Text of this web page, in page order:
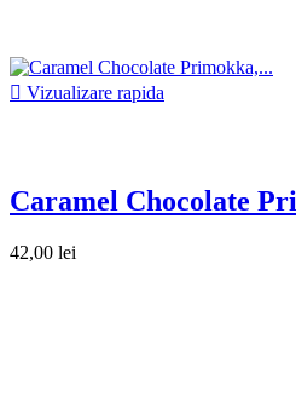
 Vizualizare rapida
Caramel Chocolate
42,00 lei